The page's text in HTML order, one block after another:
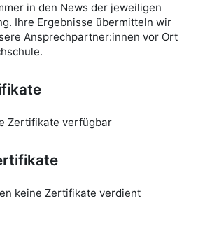
in den News der jeweiligen
Ihre Ergebnisse übermitteln wir
Ansprechpartner:innen vor Ort
Zertifikate verfügbar
keine Zertifikate verdient